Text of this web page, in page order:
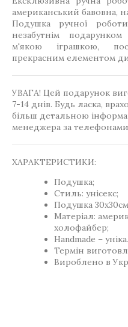
американський бавовна,
Подушка ручної
незабутнім
м'якою іграшкою,
прекрасним елементом
УВАГА! Цей подарунок
7-14 днів. Будь ласка,
більш детальною
менеджера за
ХАРАКТЕРИСТИКИ:
Подушка;
Стиль: унісекс;
Подушка 30х30см
Матеріал:
холофайбер;
Handmade –
Термін
Вироблено в